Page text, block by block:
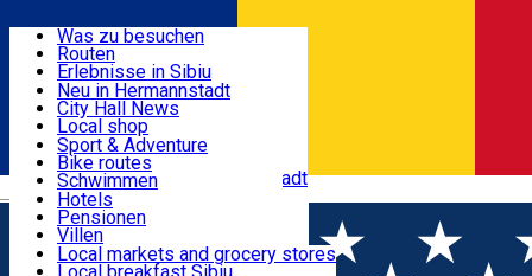
Română
Nützliche informationen
Aktivitäten & Abenteuer
Unterkunft
Essen, Getränke & Nachtleben
Was zu besuchen
Routen
Erlebnisse in Sibiu
Podcast
Kultur
Museen
Kirchen
Parks, Zoo
Im Umkreis von Hermannstadt
Neu in Hermannstadt
City Hall News
Local shop
Sibiu Handwerker
Sibiul Verde
Public services
Bildung
Wie komme ich nach Sibiu?
Touristeninfo
Reiseführer
Guided tours
Sport & Adventure
Bike routes
Schwimmen
Reiten
Fitnessstudio
Loc de joacă indoor
Loc de joacă outdoor
Ski
Hotels
Pensionen
Villen
Hostels
Motels
Local markets and grocery stores